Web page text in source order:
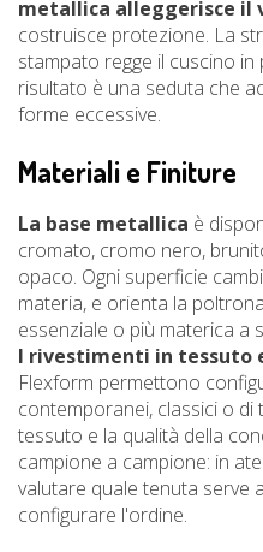
metallica alleggerisce il
costruisce protezione. La
stampato regge il cuscino
risultato è una seduta che
forme eccessive.
Materiali e Finiture
La base metallica è
cromato, cromo nero,
opaco. Ogni superficie
materia, e orienta la
essenziale o più materica a
I rivestimenti in tessuto
Flexform permettono
contemporanei, classici o
tessuto e la qualità della
campione a campione: in
valutare quale tenuta serve
configurare l'ordine.